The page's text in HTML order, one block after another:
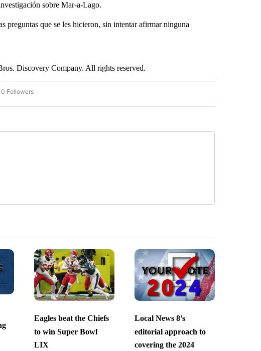
sobre Mar-a-Lago.
preguntas que se les hicieron, sin intentar afirmar ninguna
Discovery Company. All rights reserved.
"CNN-SPANISH" TO RECEIVE NOTIFICATIONS ABOUT NEW PAGES ON "CNN-SPANISH".
0 Followers
Eagles beat the Chiefs
to win Super Bowl
LIX
Local News 8’s
editorial approach to
covering the 2024